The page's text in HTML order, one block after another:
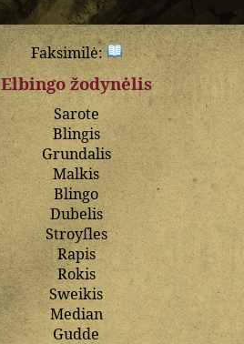
Faksimilė:
Elbingo žodynėlis
Sarote
Blingis
Grundalis
Malkis
Blingo
Dubelis
Stroyſles
Rapis
Rokis
Sweikis
Median
Gudde